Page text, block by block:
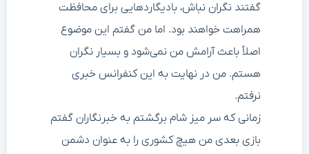
گفتند نگران نباش، بادیگاردهایی برای محافظت
همراهت خواهند بود. اما من گفتم این موضوع
اصلاً باعث آرامش من نمی‌شود و بسیار نگران
هستم. من در نهایت به این کنفرانس خبری
نرفتم.
زمانی که سر میز شام برگشتم به خبرنگاران گفتم
بازی بعدی من هیچ کشوری را به عنوان دشمن